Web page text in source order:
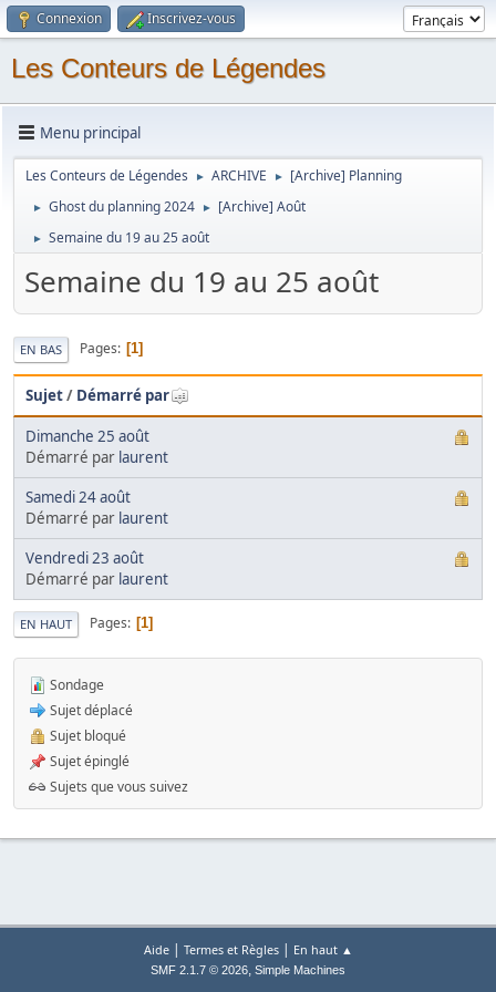
Connexion Inscrivez-vous
Les Conteurs de Légendes
Menu principal
Les Conteurs de Légendes ► ARCHIVE ► [Archive] Planning
► Ghost du planning 2024 ► [Archive] Août
► Semaine du 19 au 25 août
Semaine du 19 au 25 août
EN BAS Pages 1
Sujet/ Démarré par
Dimanche 25 août
Démarré par laurent
Samedi 24 août
Démarré par laurent
Vendredi 23 août
Démarré par laurent
EN HAUT Pages 1
Sondage
Sujet déplacé
Sujet bloqué
Sujet épinglé
Sujets que vous suivez
Aide| Termes et Règles| En haut ▲
SMF 2.1.7 © 2026, Simple Machines